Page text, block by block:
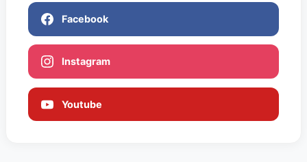
Facebook
Instagram
Youtube